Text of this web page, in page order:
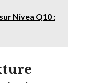
Nivea Q10 :